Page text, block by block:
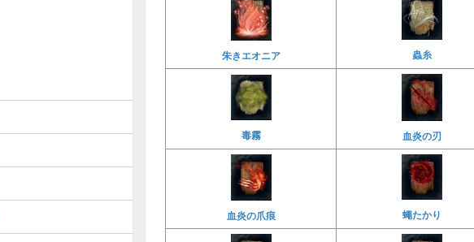
朱きエオニア 蟲糸
毒霧 血炎の刃
血炎の爪痕 蠅たかり